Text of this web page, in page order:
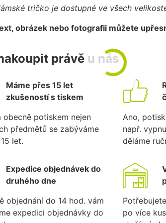
tričko je dostupné ve všech
obrázek nebo fotografii můžete
právě u nás
Máme přes 15 let
zkušeností s tiskem
obecně potiskem nejen
předmětů se zabýváme
let.
Ano,
např.
děláme
Expedice objednávek do
druhého dne
objednání do 14 hod. vám
expedici objednávky do
po více